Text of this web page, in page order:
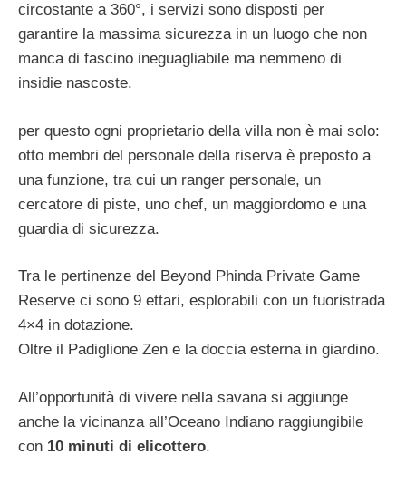
circostante a 360°, i servizi sono disposti per
garantire la massima sicurezza in un luogo che non
manca di fascino ineguagliabile ma nemmeno di
insidie nascoste.
per questo ogni proprietario della villa non è mai solo:
otto membri del personale della riserva è preposto a
una funzione, tra cui un ranger personale, un
cercatore di piste, uno chef, un maggiordomo e una
guardia di sicurezza.
Tra le pertinenze del Beyond Phinda Private Game
Reserve ci sono 9 ettari, esplorabili con un fuoristrada
4×4 in dotazione.
Oltre il Padiglione Zen e la doccia esterna in giardino.
All’opportunità di vivere nella savana si aggiunge
anche la vicinanza all’Oceano Indiano raggiungibile
con 10 minuti di elicottero.